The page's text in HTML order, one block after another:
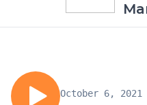
October 6, 2021